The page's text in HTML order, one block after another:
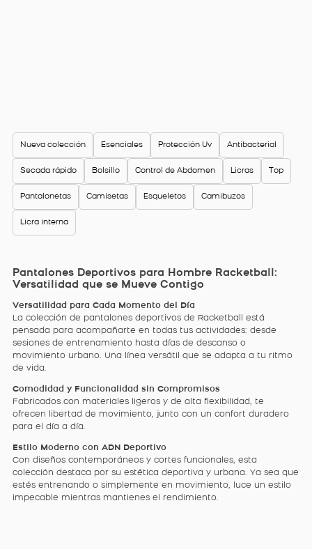
Nueva colección Esenciales Protección Uv Antibacterial
Secada rápido Bolsillo Control de Abdomen Licras Top
Pantalonetas Camisetas Esqueletos Camibuzos
Licra interna
Pantalones Deportivos para Hombre Racketball:
Versatilidad que se Mueve Contigo
Versatilidad para Cada Momento del Día
La colección de pantalones deportivos de Racketball está
pensada para acompañarte en todas tus actividades: desde
sesiones de entrenamiento hasta días de descanso o
movimiento urbano. Una línea versátil que se adapta a tu ritmo
de vida.
Comodidad y Funcionalidad sin Compromisos
Fabricados con materiales ligeros y de alta flexibilidad, te
ofrecen libertad de movimiento, junto con un confort duradero
para el día a día.
Estilo Moderno con ADN Deportivo
Con diseños contemporáneos y cortes funcionales, esta
colección destaca por su estética deportiva y urbana. Ya sea que
estés entrenando o simplemente en movimiento, luce un estilo
impecable mientras mantienes el rendimiento.